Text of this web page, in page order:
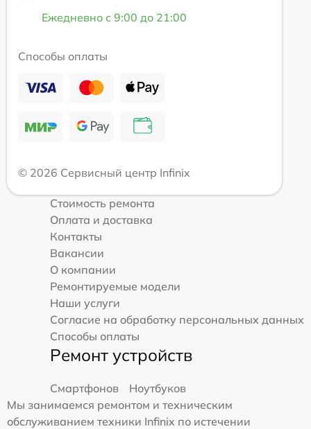
Ежедневно с 9:00 до 21:00
Способы оплаты
© 2026 Сервисный центр Infinix
Стоимость ремонта
Оплата и доставка
Контакты
Вакансии
О компании
Ремонтируемые модели
Наши услуги
Согласие на обработку персональных данных
Способы оплаты
Ремонт устройств
Смартфонов
Ноутбуков
Мы занимаемся ремонтом и техническим
обслуживанием техники Infinix по истечении